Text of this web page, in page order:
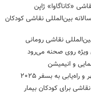
بین‌المللی نقاشی کودکان
ویژه روی صحنه می‌رود
و انیمیشن
به بسفر ۲۰۲۵
برای کودکان بیمار